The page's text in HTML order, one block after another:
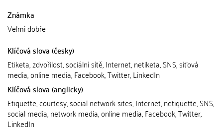
Známka
Velmi dobře
Klíčová slova (česky)
Etiketa, zdvořilost, sociální sítě, Internet, netiketa, SNS, síťová
media, online media, Facebook, Twitter, LinkedIn
Klíčová slova (anglicky)
Etiquette, courtesy, social network sites, Internet, netiquette, SNS,
social media, network media, online media, Facebook, Twitter,
LinkedIn